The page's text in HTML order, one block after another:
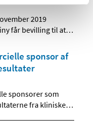
2019
får bevilling til at…
sponsor af
sponsorer som
fra kliniske…